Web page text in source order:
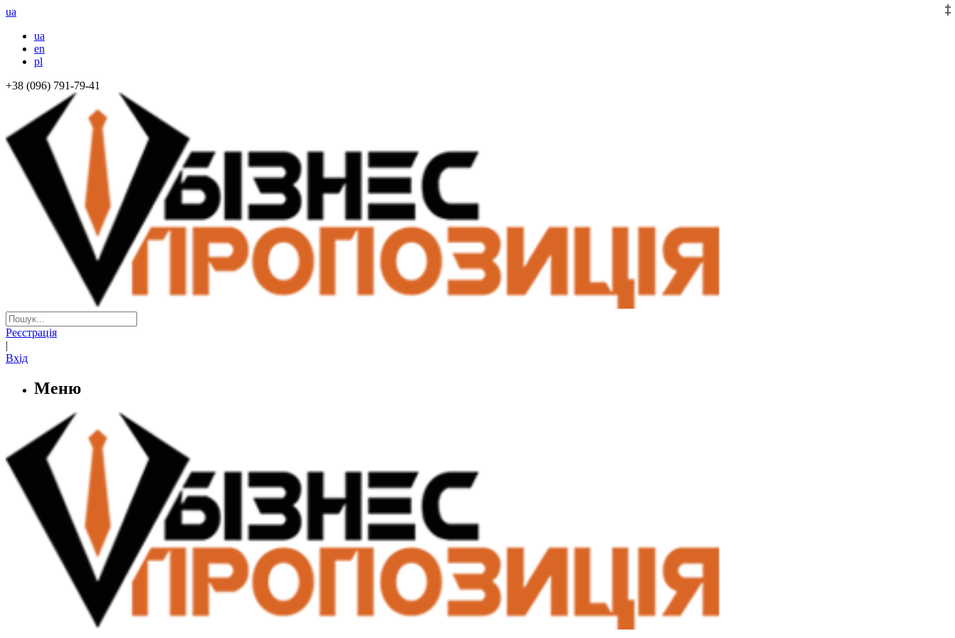
ua
ua
en
pl
+38 (096) 791-79-41
Реєстрація
|
Вхід
Меню